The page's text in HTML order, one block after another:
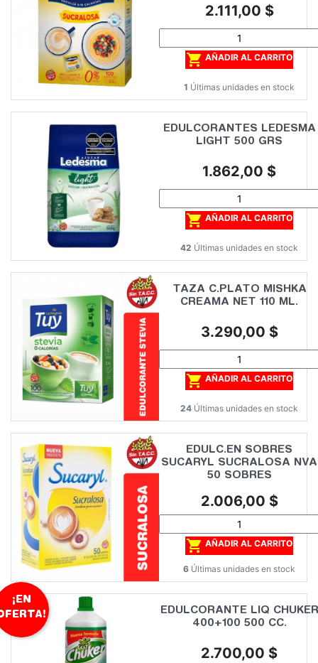
Precio
2.111,00 $
 AÑADIR AL CARRITO
1 Últimas unidades en stock
EDULCORANTES LEDESMA
LIGHT 500 GRS
Precio
1.862,00 $
 AÑADIR AL CARRITO
42 Últimas unidades en stock
TAZA C.PLATO MISHKA
CREAMA NET 110 ML.
Precio
3.290,00 $
 AÑADIR AL CARRITO
24 Últimas unidades en stock
EDULC.EN SOBRES
SUCARYL SUCRALOSA NVA
50 SOBRES
Precio
2.006,00 $
 AÑADIR AL CARRITO
6 Últimas unidades en stock
EDULCORANTE LIQ CHUKER
400+100 500 CC.
Precio
2.700,00 $
¡EN